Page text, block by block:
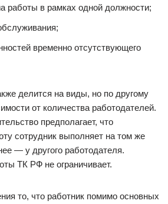
работы в рамках одной должности;
временно отсутствующего
делится на виды, но по другому
от количества работодателей.
предполагает, что
сотрудник выполняет на том же
— у другого работодателя.
ТК РФ не ограничивает.
то, что работник помимо основных